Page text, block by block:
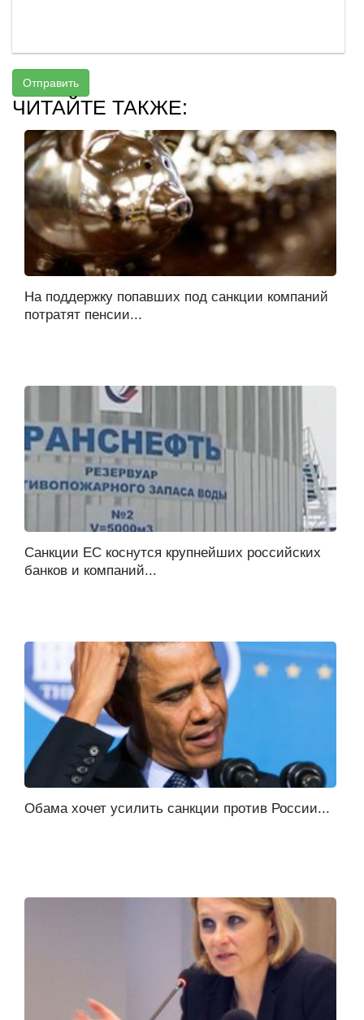
Отправить
ЧИТАЙТЕ ТАКЖЕ:
На поддержку попавших под санкции компаний
потратят пенсии...
Санкции ЕС коснутся крупнейших российских
банков и компаний...
Обама хочет усилить санкции против России...